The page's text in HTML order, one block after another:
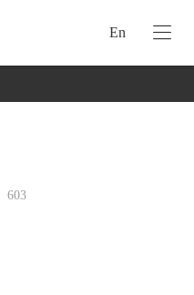
En
603